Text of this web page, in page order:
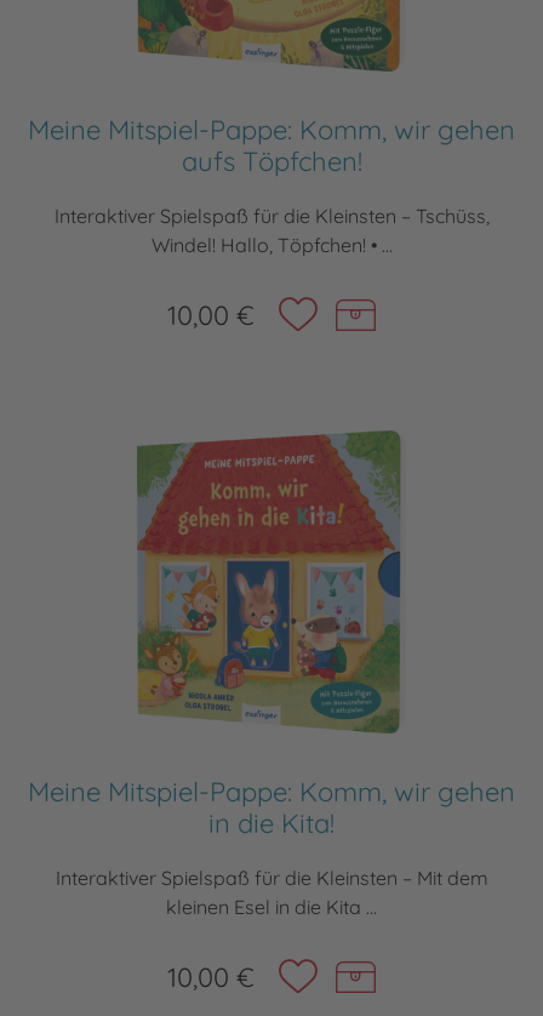
Meine Mitspiel-Pappe: Komm, wir gehen
aufs Töpfchen!
Interaktiver Spielspaß für die Kleinsten – Tschüss,
Windel! Hallo, Töpfchen! • ...
10,00 €
Meine Mitspiel-Pappe: Komm, wir gehen
in die Kita!
Interaktiver Spielspaß für die Kleinsten – Mit dem
kleinen Esel in die Kita ...
10,00 €